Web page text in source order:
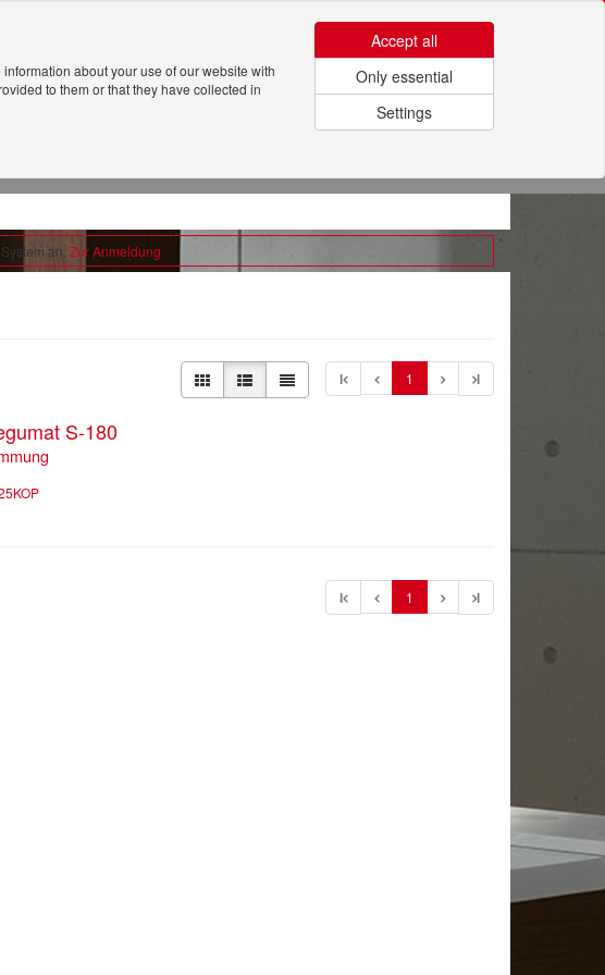
Anmeldung für Kunden
an. Zur Anmeldung
l 1 l
S-180
l 1 l
about your use of our website with
to them or that they have collected in
Accept all
Only essential
Settings